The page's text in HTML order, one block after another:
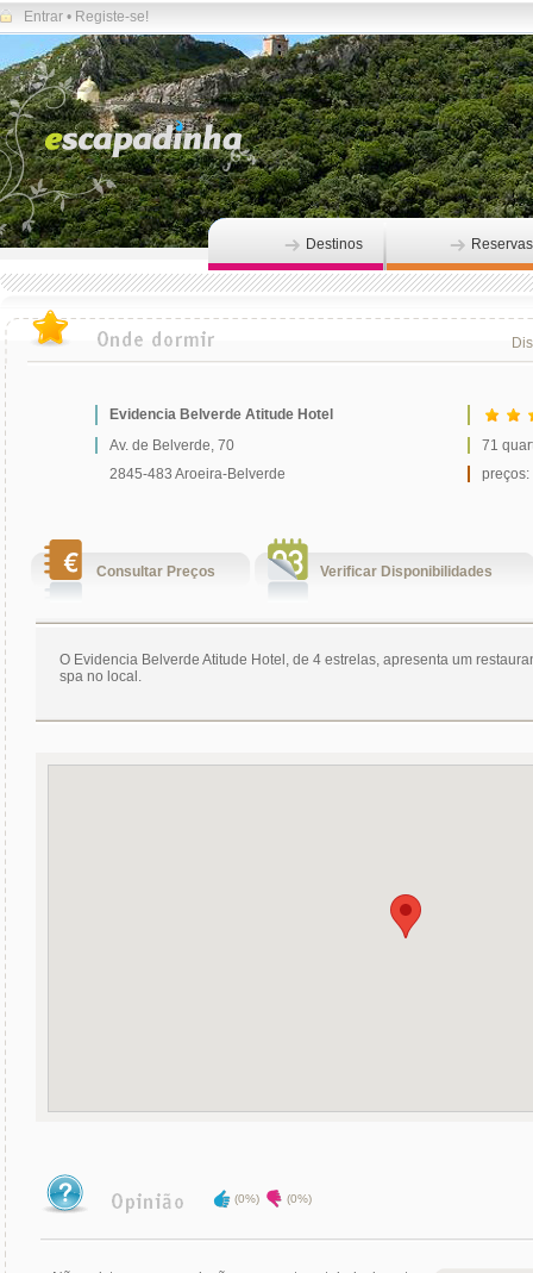
Entrar • Registe-se!
Destinos Reservas
Evidencia Belverde Atitude Hotel
Av. de Belverde, 70
71
2845-483 Aroeira-Belverde
preços:
Consultar Preços Verificar Disponibilidades
O Evidencia Belverde Atitude Hotel, de 4 estrelas, apresenta um
spa no local.
(0%) (0%)